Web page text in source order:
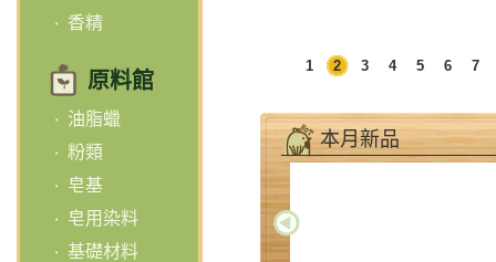
香精
原料館
油脂蠟
粉類
皂基
皂用染料
基礎材料
1 2 3 4 5 6 7
本月新品